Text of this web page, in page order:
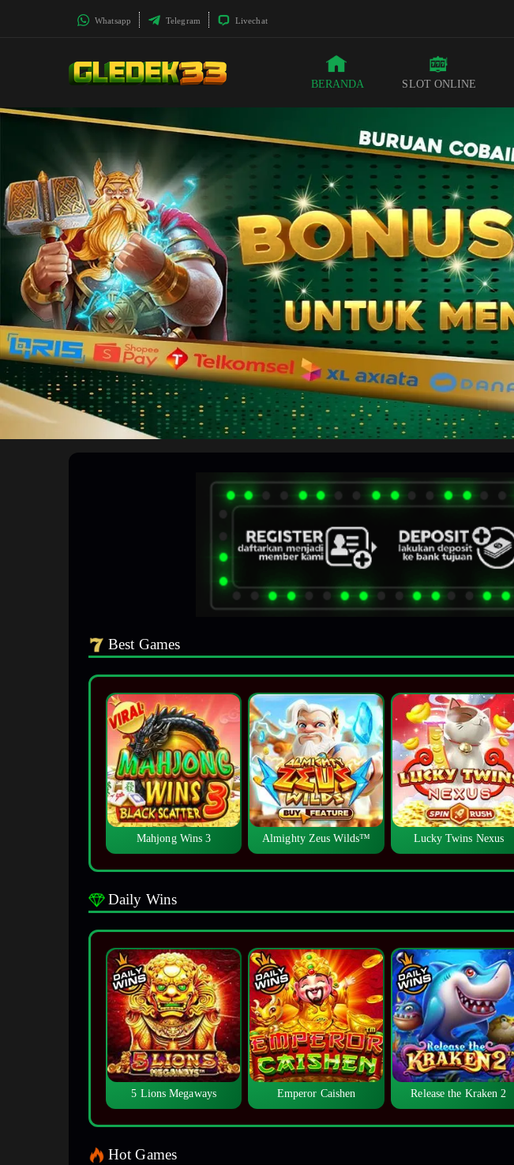
Whatsapp Telegram Livechat
BERANDA SLOT ONLINE
Best Games
Mahjong Wins 3 Almighty Zeus Wilds™ Lucky Twins Nexus
Daily Wins
5 Lions Megaways Emperor Caishen Release the Kraken 2
Hot Games